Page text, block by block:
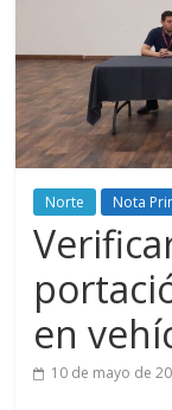
Norte Nota
en
10 de mayo de